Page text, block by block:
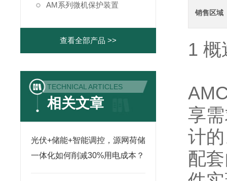
AM系列微机保护装置
查看全部产品 >>
TECHNICAL ARTICLES
相关文章
光伏+储能+智能调控，源网荷储
一体化如何削减30%用电成本？
销售区域
1 概
享
计
配